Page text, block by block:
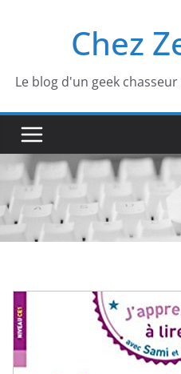
Chez
Le blog d'un geek